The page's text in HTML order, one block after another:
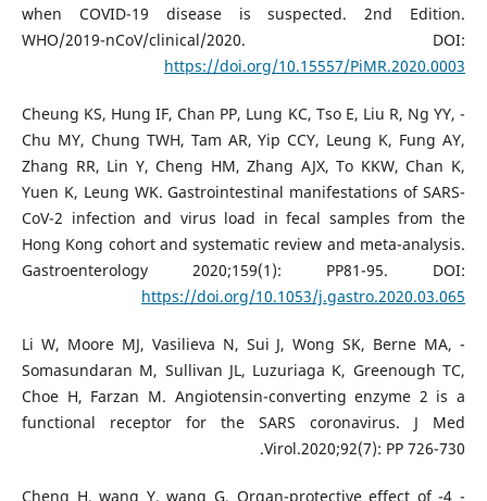
when COVID-19 disease is suspected. 2nd Edition.
WHO/2019-nCoV/clinical/2020. DOI:
https://doi.org/10.15557/PiMR.2020.0003
- Cheung KS, Hung IF, Chan PP, Lung KC, Tso E, Liu R, Ng YY,
Chu MY, Chung TWH, Tam AR, Yip CCY, Leung K, Fung AY,
Zhang RR, Lin Y, Cheng HM, Zhang AJX, To KKW, Chan K,
Yuen K, Leung WK. Gastrointestinal manifestations of SARS-
CoV-2 infection and virus load in fecal samples from the
Hong Kong cohort and systematic review and meta-analysis.
Gastroenterology 2020;159(1): PP81-95. DOI:
https://doi.org/10.1053/j.gastro.2020.03.065
- Li W, Moore MJ, Vasilieva N, Sui J, Wong SK, Berne MA,
Somasundaran M, Sullivan JL, Luzuriaga K, Greenough TC,
Choe H, Farzan M. Angiotensin-converting enzyme 2 is a
functional receptor for the SARS coronavirus. J Med
Virol.2020;92(7): PP 726-730.‏‏
- 4- Cheng H, wang Y, wang G. Organ-protective effect of